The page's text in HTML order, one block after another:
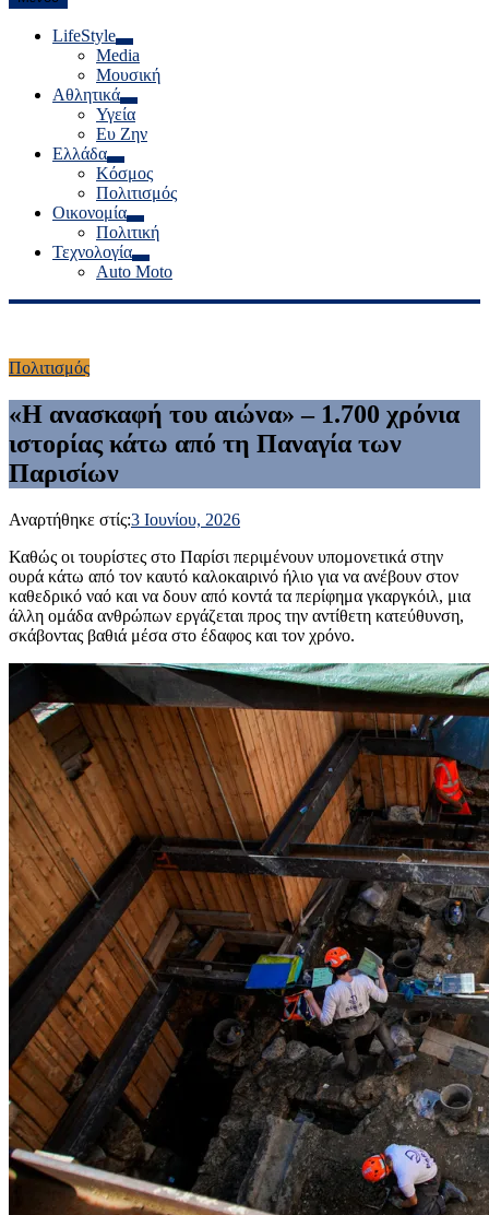
LifeStyle
Media
Μουσική
Αθλητικά
Υγεία
Ευ Ζην
Ελλάδα
Κόσμος
Πολιτισμός
Οικονομία
Πολιτική
Τεχνολογία
Auto Moto
Πολιτισμός
«Η ανασκαφή του αιώνα» – 1.700 χρόνια
ιστορίας κάτω από τη Παναγία των
Παρισίων
Αναρτήθηκε στίς:3 Ιουνίου, 2026
Καθώς οι τουρίστες στο Παρίσι περιμένουν υπομονετικά στην
ουρά κάτω από τον καυτό καλοκαιρινό ήλιο για να ανέβουν στον
καθεδρικό ναό και να δουν από κοντά τα περίφημα γκαργκόιλ, μια
άλλη ομάδα ανθρώπων εργάζεται προς την αντίθετη κατεύθυνση,
σκάβοντας βαθιά μέσα στο έδαφος και τον χρόνο.